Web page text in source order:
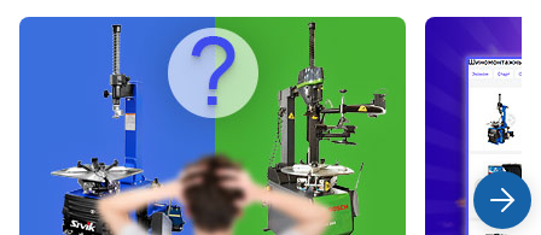
Цилиндр большого диаметра. Фитинги пневматической
системы выполнены из высосокачественной стали.